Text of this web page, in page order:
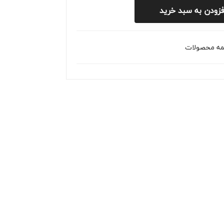
به سبد خرید
محصولات